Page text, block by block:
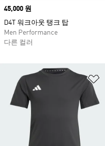
Price
45,000 원
D4T 워크아웃 탱크 탑
Men Performance
다른 컬러